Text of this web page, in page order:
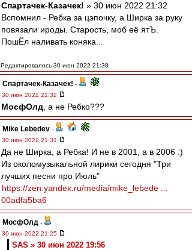
Спартачек-Казачек! » 30 июн 2022 21:32
Вспомнил - Ребка за цэпочку, а Ширка за руку
повязали ироды. Старость, моб её ятЪ.
ПошЁл наливать коняка...
Редактировалось 30 июн 2022 21:38
Спартачек-Казачек! -
30 июн 2022 21:32
МосфОлд , а не Ребко???
Mike Lebedev -
30 июн 2022 21:31
Да не Ширка, а Ребка! И не в 2001, а в 2006 :)
Из околомузыкальной лирики сегодня "Три
лучших песни про Июль"
https://zen.yandex.ru/media/mike_lebede ...
00adfa5ba6
МосфОлд -
30 июн 2022 21:25
SAS » 30 июн 2022 19:56